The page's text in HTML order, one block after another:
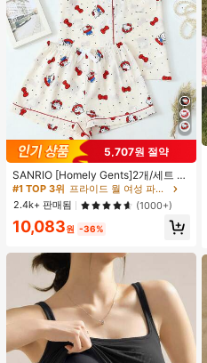
5,707원 절약
SANRIO [Homely Gents]2개/세트 여
성 프린트 라펠 반팔 버튼 포켓 상의
및 보우 반바지 잠옷 세트, 캐주얼 홈
웨어, 봄/여름에 적합
#1 TOP 3위
프라이드 월 여성 파자마 세트
높은 재방문 고객
거의 매진!
#1 TOP 3위
프라이드 월 여성 파자마 세트
높은 재방문 고객
거의 매진!
#1 TOP 3위
프라이드 월 여성 파자마 세트
높은 재방문 고객
거의 매진!
#1 TOP 3위
높은 재방문 고객
2.4k+ 판매됨 (1000+)
10,083원 -36%